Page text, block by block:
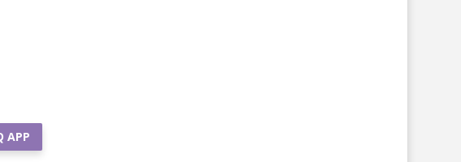
APP